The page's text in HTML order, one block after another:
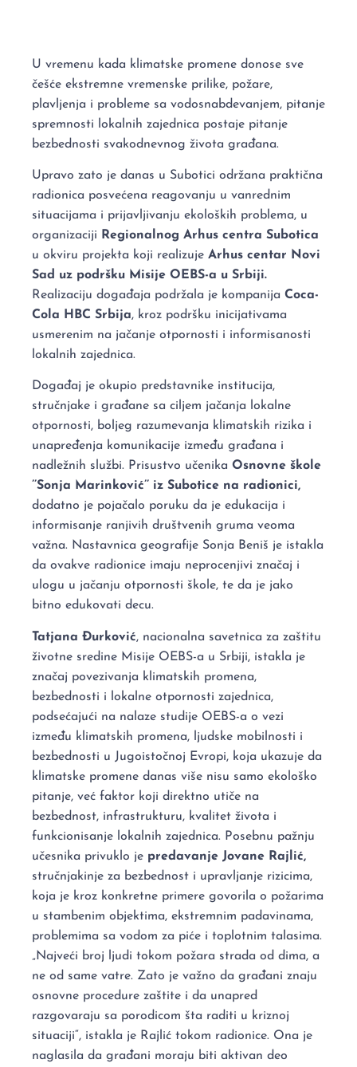
U vremenu kada klimatske promene donose sve
češće ekstremne vremenske prilike, požare,
plavljenja i probleme sa vodosnabdevanjem, pitanje
spremnosti lokalnih zajednica postaje pitanje
bezbednosti svakodnevnog života građana.
Upravo zato je danas u Subotici održana praktična
radionica posvećena reagovanju u vanrednim
situacijama i prijavljivanju ekoloških problema, u
organizaciji Regionalnog Arhus centra Subotica
u okviru projekta koji realizuje Arhus centar Novi
Sad uz podršku Misije OEBS-a u Srbiji.
Realizaciju događaja podržala je kompanija Coca-
Cola HBC Srbija, kroz podršku inicijativama
usmerenim na jačanje otpornosti i informisanosti
lokalnih zajednica.
Događaj je okupio predstavnike institucija,
stručnjake i građane sa ciljem jačanja lokalne
otpornosti, boljeg razumevanja klimatskih rizika i
unapređenja komunikacije između građana i
nadležnih službi. Prisustvo učenika Osnovne škole
’’Sonja Marinković’’ iz Subotice na radionici,
dodatno je pojačalo poruku da je edukacija i
informisanje ranjivih društvenih gruma veoma
važna. Nastavnica geografije Sonja Beniš je istakla
da ovakve radionice imaju neprocenjivi značaj i
ulogu u jačanju otpornosti škole, te da je jako
bitno edukovati decu.
Tatjana Đurković, nacionalna savetnica za zaštitu
životne sredine Misije OEBS-a u Srbiji, istakla je
značaj povezivanja klimatskih promena,
bezbednosti i lokalne otpornosti zajednica,
podsećajući na nalaze studije OEBS-a o vezi
između klimatskih promena, ljudske mobilnosti i
bezbednosti u Jugoistočnoj Evropi, koja ukazuje da
klimatske promene danas više nisu samo ekološko
pitanje, već faktor koji direktno utiče na
bezbednost, infrastrukturu, kvalitet života i
funkcionisanje lokalnih zajednica. Posebnu pažnju
učesnika privuklo je predavanje Jovane Rajlić,
stručnjakinje za bezbednost i upravljanje rizicima,
koja je kroz konkretne primere govorila o požarima
u stambenim objektima, ekstremnim padavinama,
problemima sa vodom za piće i toplotnim talasima.
„Najveći broj ljudi tokom požara strada od dima, a
ne od same vatre. Zato je važno da građani znaju
osnovne procedure zaštite i da unapred
razgovaraju sa porodicom šta raditi u kriznoj
situaciji“, istakla je Rajlić tokom radionice. Ona je
naglasila da građani moraju biti aktivan deo